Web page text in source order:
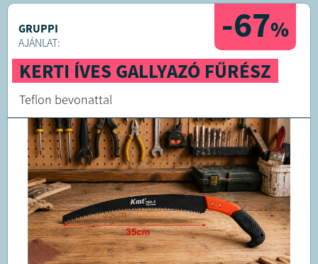
-67%
GRUPPI
AJÁNLAT:
KERTI ÍVES GALLYAZÓ FŰRÉSZ
Teflon bevonattal